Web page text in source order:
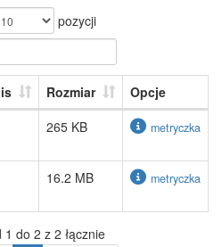
pozycji
Rozmiar
Opcje
265 KB metryczka
16.2 MB metryczka
1 do 2 z 2 łącznie